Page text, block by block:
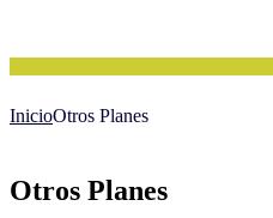
InicioOtros Planes
Otros Planes